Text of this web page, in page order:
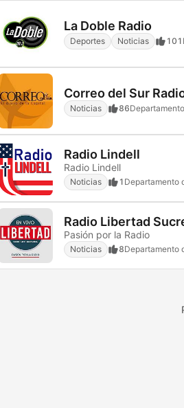
La Doble Radio
Deportes Noticias 101
Correo del Sur
Noticias 86
Radio Lindell
Radio Lindell
Noticias 1 Departamento
Radio Libertad
Pasión por la Radio
Noticias 8Departamento